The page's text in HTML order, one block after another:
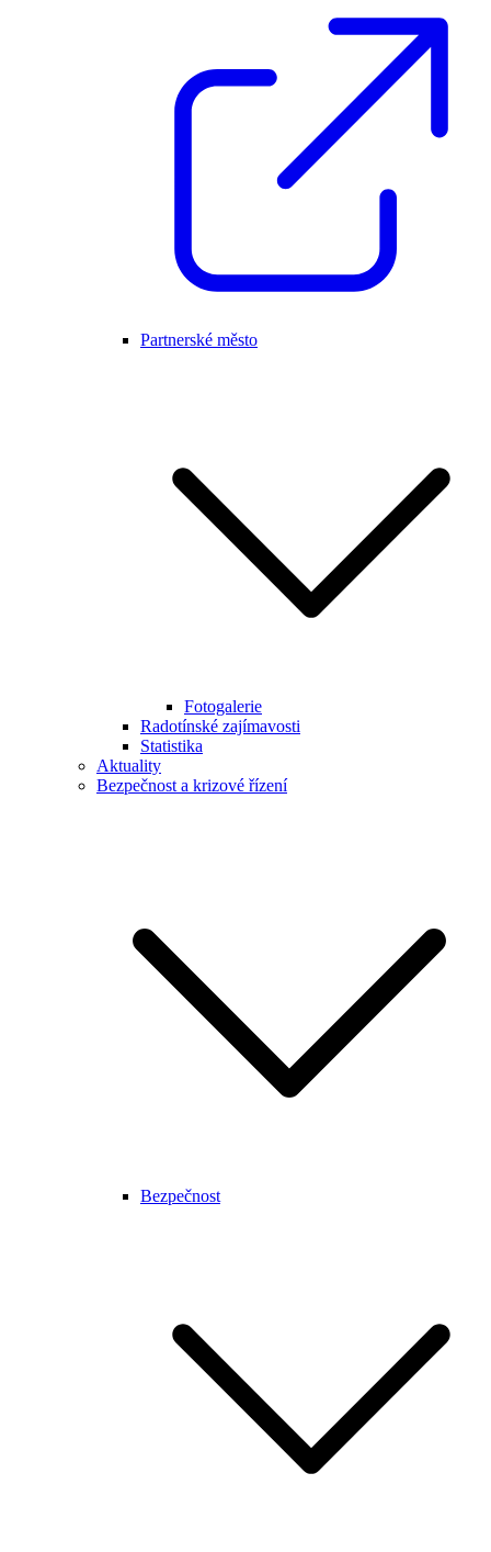
Partnerské město
Fotogalerie
Radotínské zajímavosti
Statistika
Aktuality
Bezpečnost a krizové řízení
Bezpečnost